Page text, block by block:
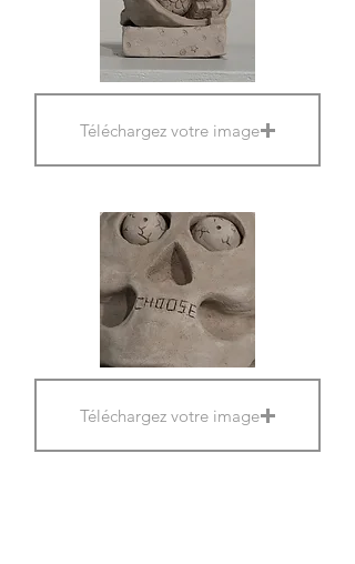
Téléchargez votre image
Téléchargez votre image